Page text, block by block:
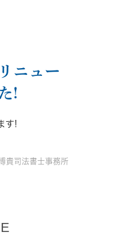
ニュー
!
す!
貴司法書士事務所